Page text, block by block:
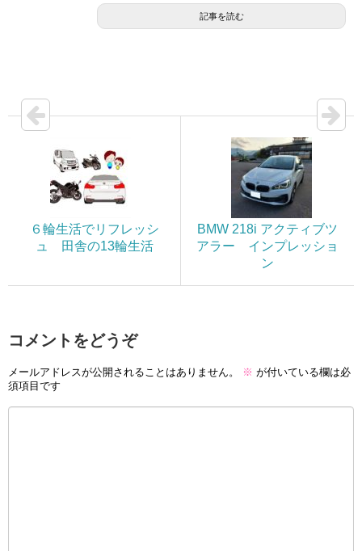
記事を読む
６輪生活でリフレッシ
ュ 田舎の13輪生活
BMW 218i アクティブツ
アラー インプレッショ
ン
コメントをどうぞ
メールアドレスが公開されることはありません。 ※ が付いている欄は必
須項目です